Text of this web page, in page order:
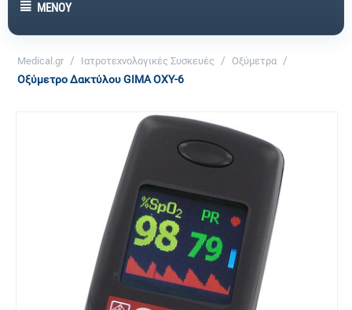
ΜΕΝΟΎ
Medical.gr / Ιατροτεχνολογικές Συσκευές / Οξύμετρα /
Οξύμετρο Δακτύλου GIMA OXY-6